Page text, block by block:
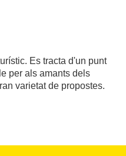
Es tracta d'un punt
per als amants dels
varietat de propostes.